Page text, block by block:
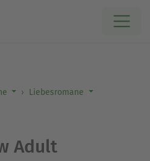
Liebesromane
Adult